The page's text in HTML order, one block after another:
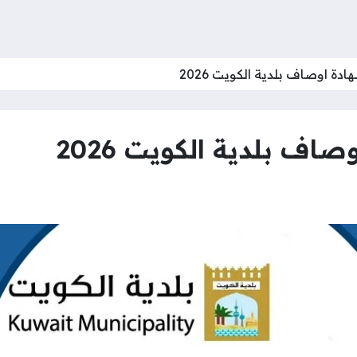
اوصاف بلدية الكويت 2026
بلدية الكويت 2026